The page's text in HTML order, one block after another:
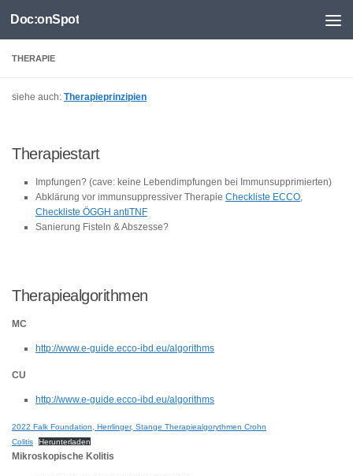
Zum Inhalt springen
Doc:onSpot
THERAPIE
siehe auch: Therapieprinzipien
Therapiestart
Impfungen? (cave: keine Lebendimpfungen bei Immunsupprimierten)
Abklärung vor immunsuppressiver Therapie Checkliste ECCO,
Checkliste ÖGGH antiTNF
Sanierung Fisteln & Abszesse?
Therapiealgorithmen
MC
http://www.e-guide.ecco-ibd.eu/algorithms
CU
http://www.e-guide.ecco-ibd.eu/algorithms
2022 Falk Foundation, Herrlinger, Stange Therapiealgorythmen Crohn
Colitis
Herunterladen
Mikroskopische Kolitis